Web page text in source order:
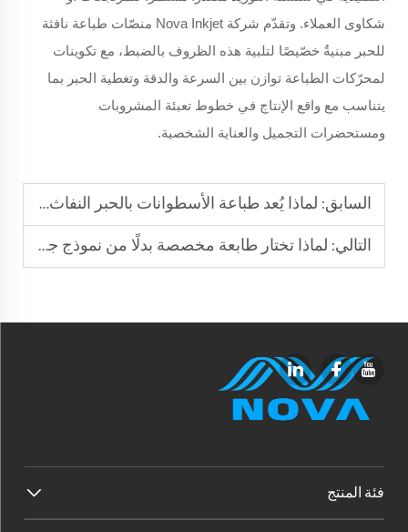
شكاوى العملاء. وتقدّم شركة Nova Inkjet منصّات طباعة نافثة
للحبر مبنيةٌ خصّيصًا لتلبية هذه الظروف بالضبط، مع تكوينات
لمحرّكات الطباعة توازن بين السرعة والدقة وتغطية الحبر بما
يتناسب مع واقع الإنتاج في خطوط تعبئة المشروبات
ومستحضرات التجميل والعناية الشخصية.
السابق: لماذا يُعد طباعة الأسطوانات بالحبر النفاث أسرع من الطباعة الشاشية التقليدية للزجاجات؟
التالي: لماذا تختار طابعة مخصصة بدلًا من نموذج جاهز قياسي؟
فئة المنتج